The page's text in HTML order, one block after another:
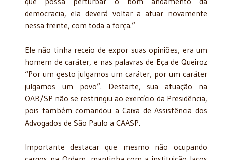
democracia, ela deverá voltar a atuar novamente
nessa frente, com toda a força.”
Ele não tinha receio de expor suas opiniões, era um
homem de caráter, e nas palavras de Eça de Queiroz
“Por um gesto julgamos um caráter, por um caráter
julgamos um povo”. Destarte, sua atuação na
OAB/SP não se restringiu ao exercício da Presidência,
pois também comandou a Caixa de Assistência dos
Advogados de São Paulo a CAASP.
Importante destacar que mesmo não ocupando